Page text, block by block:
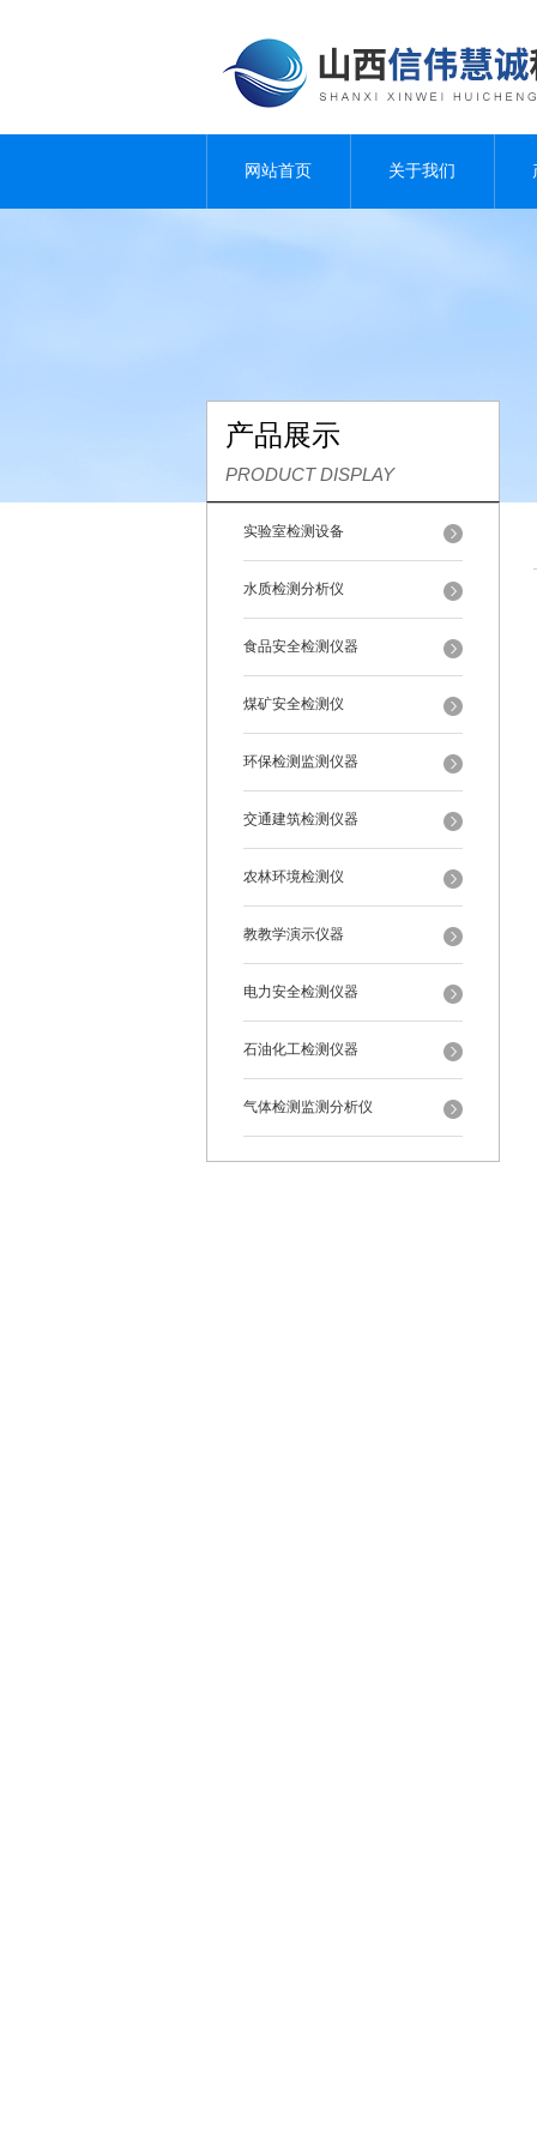
网站首页 关于我们
产品展示
PRODUCT DISPLAY
实验室检测设备
水质检测分析仪
食品安全检测仪器
煤矿安全检测仪
环保检测监测仪器
交通建筑检测仪器
农林环境检测仪
教教学演示仪器
电力安全检测仪器
石油化工检测仪器
气体检测监测分析仪